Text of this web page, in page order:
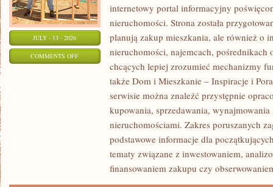
JULY - 13 - 2026
COMMENTS OFFON
internetowy portal informacyjny
nieruchomości. Strona została
planują zakup mieszkania, ale również o
nieruchomości, najemcach,
chcących lepiej zrozumieć mechanizmy
także Dom i Mieszkanie – Inspiracje i
serwisie można znaleźć przystępnie
kupowania, sprzedawania, wynajmowania
nieruchomościami. Zakres poruszanych
podstawowe informacje dla
tematy związane z inwestowaniem,
finansowaniem zakupu czy